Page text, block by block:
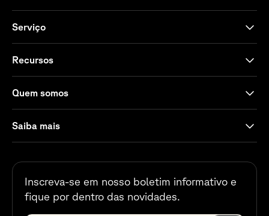
Serviço
Recursos
Quem somos
Saiba mais
Inscreva-se em nosso boletim informativo e
fique por dentro das novidades.